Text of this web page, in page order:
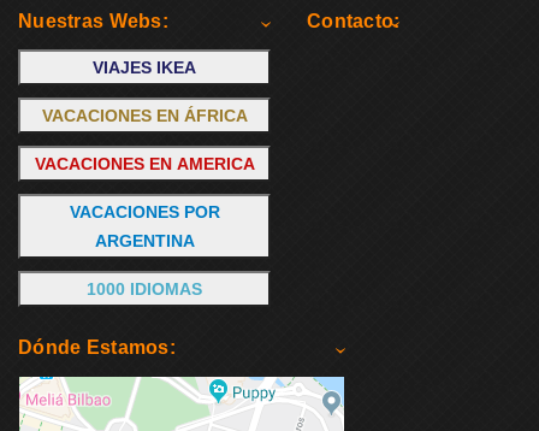
Nuestras Webs:
VIAJES IKEA
VACACIONES EN ÁFRICA
VACACIONES EN AMERICA
VACACIONES POR
ARGENTINA
1000 IDIOMAS
Contacto:
Dónde Estamos: